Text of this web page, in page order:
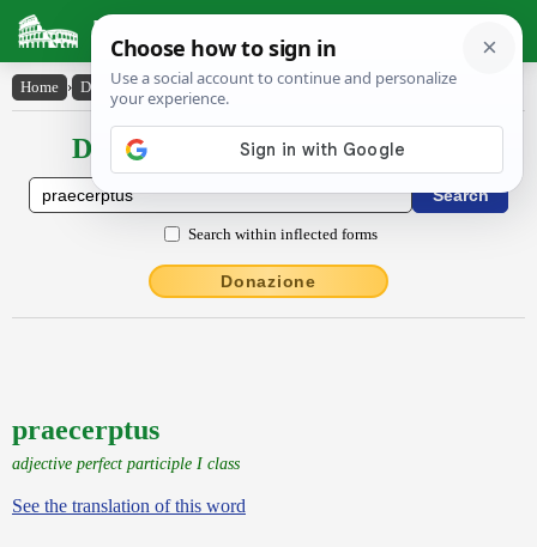
Latin Dictionary
Home › Declensions / Conjugations › praecerptus
Declensions / Conjugations latin
Search within inflected forms
Donazione
praecerptus
adjective perfect participle I class
See the translation of this word